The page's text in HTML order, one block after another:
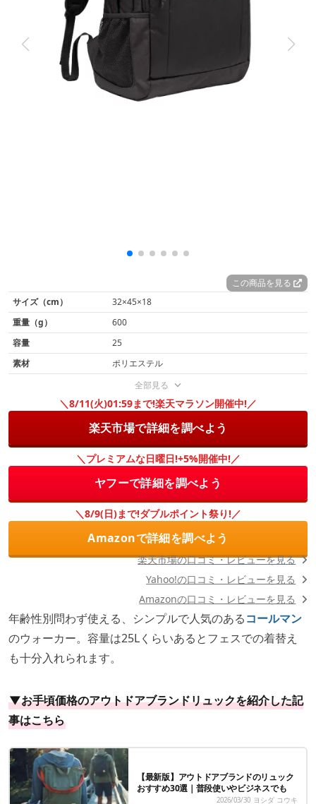
この商品を見る
サイズ（cm）
32×45×18
重量（g）
600
容量
25
素材
ポリエステル
全部見る
＼8/11(火)01:59まで!楽天マラソン開催中!／
楽天市場で詳細を調べよう
＼プレミアムな日曜日!+5%開催中!／
ヤフーで詳細を調べよう
＼8/9(日)まで!ダブルポイント祭り!／
Amazonで詳細を調べよう
年齢性別問わず使える、シンプルで人気のあるコールマン
のウォーカー。容量は25Lくらいあるとフェスでの着替え
も十分入れられます。
楽天市場の口コミ・レビューを見る
Yahoo!の口コミ・レビューを見る
Amazonの口コミ・レビューを見る
▼お手頃価格のアウトドアブランドリュックを紹介した記
事はこちら
【最新版】アウトドアブランドのリュック
おすすめ30選｜普段使いやビジネスでも
2026/03/30 ヨシダ コウキ